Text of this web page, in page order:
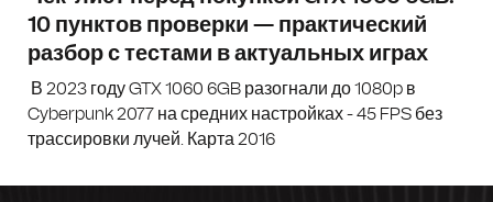
10 пунктов проверки — практический
разбор с тестами в актуальных играх
В 2023 году GTX 1060 6GB разогнали до 1080p в
Cyberpunk 2077 на средних настройках - 45 FPS без
трассировки лучей. Карта 2016